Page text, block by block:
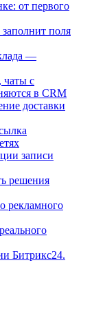
от первого
поля
—
чаты с
в CRM
доставки
записи
решения
рекламного
Битрикс24.